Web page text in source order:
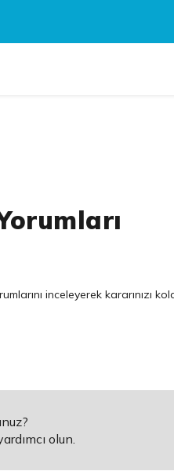
inceleyerek kararınızı
olun.